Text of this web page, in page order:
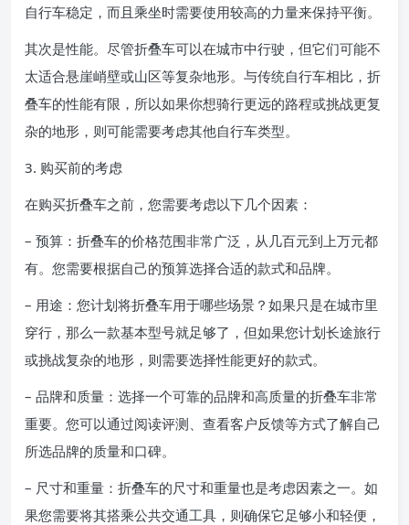
自行车稳定，而且乘坐时需要使用较高的力量来保持平衡。
其次是性能。尽管折叠车可以在城市中行驶，但它们可能不
太适合悬崖峭壁或山区等复杂地形。与传统自行车相比，折
叠车的性能有限，所以如果你想骑行更远的路程或挑战更复
杂的地形，则可能需要考虑其他自行车类型。
3. 购买前的考虑
在购买折叠车之前，您需要考虑以下几个因素：
– 预算：折叠车的价格范围非常广泛，从几百元到上万元都
有。您需要根据自己的预算选择合适的款式和品牌。
– 用途：您计划将折叠车用于哪些场景？如果只是在城市里
穿行，那么一款基本型号就足够了，但如果您计划长途旅行
或挑战复杂的地形，则需要选择性能更好的款式。
– 品牌和质量：选择一个可靠的品牌和高质量的折叠车非常
重要。您可以通过阅读评测、查看客户反馈等方式了解自己
所选品牌的质量和口碑。
– 尺寸和重量：折叠车的尺寸和重量也是考虑因素之一。如
果您需要将其搭乘公共交通工具，则确保它足够小和轻便，